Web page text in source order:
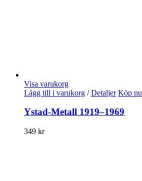
Visa varukorg
Lägg till i varukorg / Detaljer Köp nu
Ystad-Metall 1919–1969
349 kr